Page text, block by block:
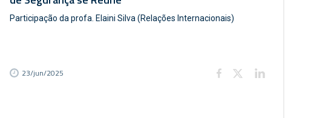
Participação da profa. Elaini Silva (Relações Internacionais)
23/jun/2025